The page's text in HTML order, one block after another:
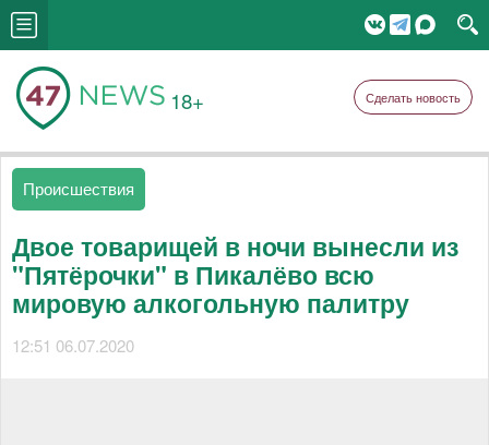
18+ Сделать новость
Происшествия
Двое товарищей в ночи вынесли из
"Пятёрочки" в Пикалёво всю
мировую алкогольную палитру
12:51 06.07.2020